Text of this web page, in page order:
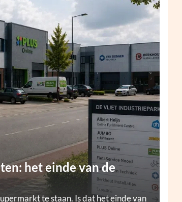
het einde van de
te staan. Is dat het einde van